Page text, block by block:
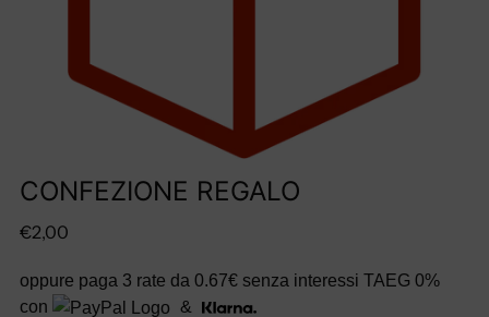
CONFEZIONE REGALO
Prezzo
listino
€2,00
oppure paga 3 rate da 0.67€ senza interessi TAEG 0%
con
&